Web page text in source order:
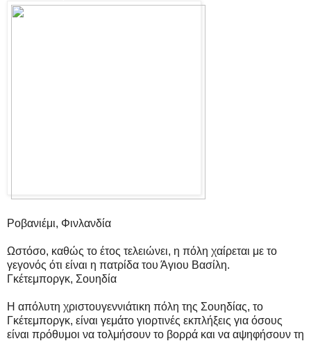
Ροβανιέμι, Φινλανδία
Ωστόσο, καθώς το έτος τελειώνει, η πόλη χαίρεται με το
γεγονός ότι είναι η πατρίδα του Άγιου Βασίλη.
Γκέτεμποργκ, Σουηδία
Η απόλυτη χριστουγεννιάτικη πόλη της Σουηδίας, το
Γκέτεμποργκ, είναι γεμάτο γιορτινές εκπλήξεις για όσους
είναι πρόθυμοι να τολμήσουν το βορρά και να αψηφήσουν τη